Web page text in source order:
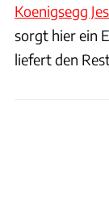
Koenigsegg
sorgt hier ein
liefert den